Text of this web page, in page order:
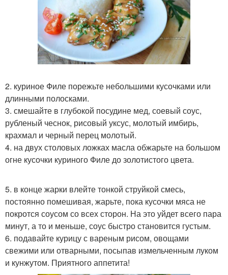
2. куриное Филе порежьте небольшими кусочками или
длинными полосками.
3. смешайте в глубокой посудине мед, соевый соус,
рубленый чеснок, рисовый уксус, молотый имбирь,
крахмал и черный перец молотый.
4. на двух столовых ложках масла обжарьте на большом
огне кусочки куриного Филе до золотистого цвета.
5. в конце жарки влейте тонкой струйкой смесь,
постоянно помешивая, жарьте, пока кусочки мяса не
покротся соусом со всех сторон. На это уйдет всего пара
минут, а то и меньше, соус быстро становится густым.
6. подавайте курицу с вареным рисом, овощами
свежими или отварными, посыпав измельченным луком
и кунжутом. Приятного аппетита!